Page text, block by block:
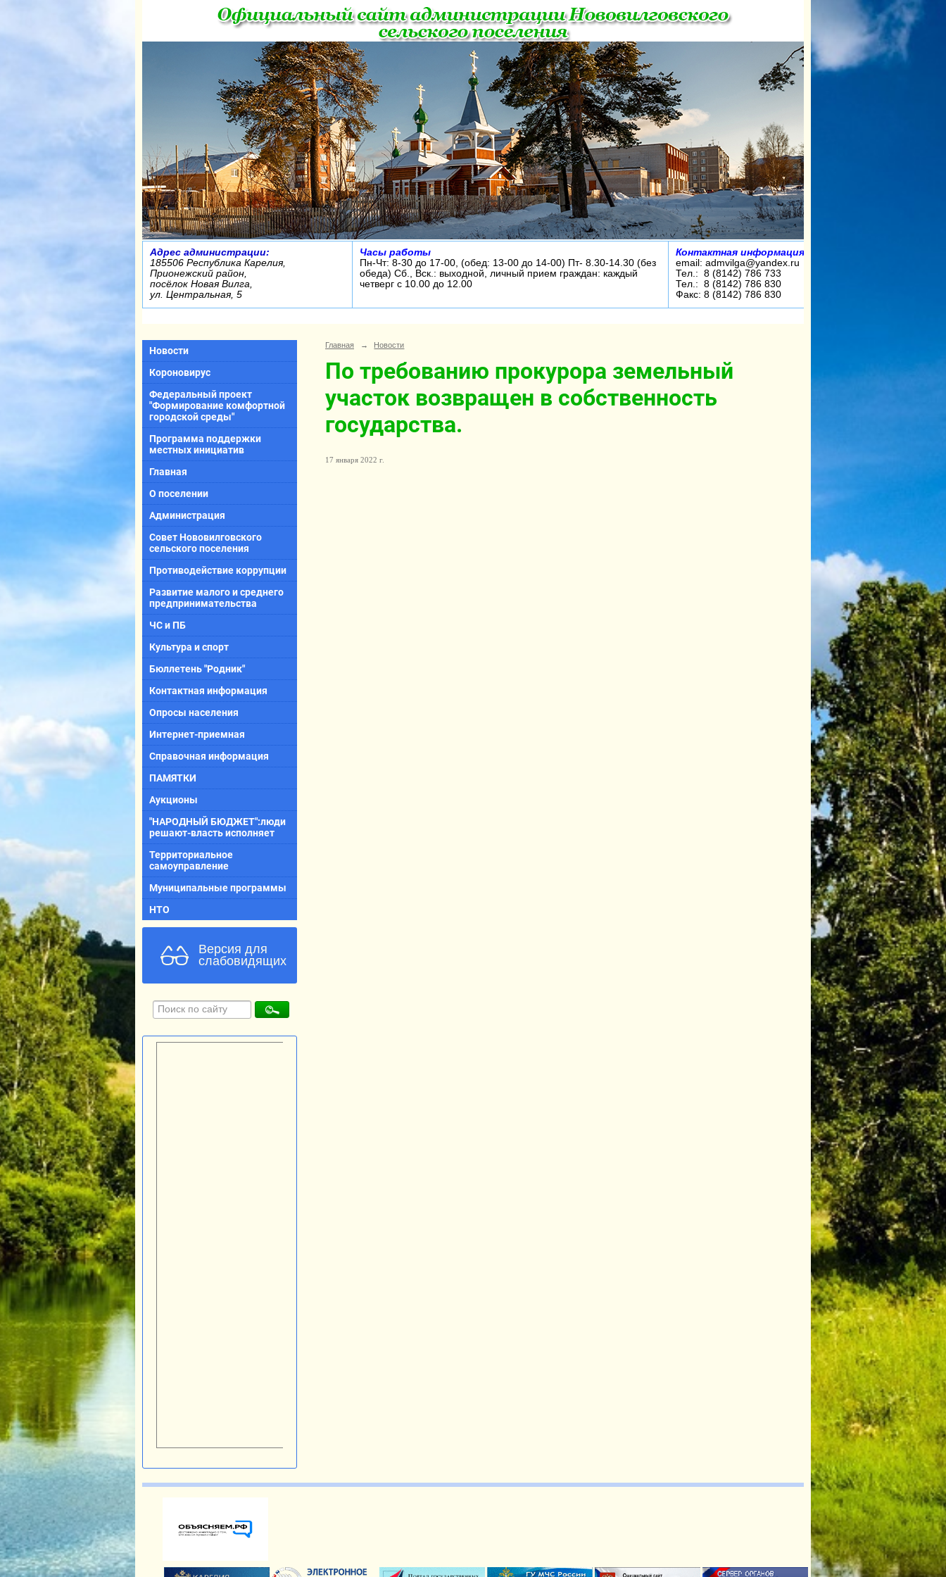
Адрес администрации:
185506 Республика Карелия,
Прионежский район,
посёлок Новая Вилга,
ул. Центральная, 5
Часы работы
Пн-Чт: 8-30 до 17-00, (обед: 13-00 до 14-00) Пт- 8.30-14.30 (без
обеда) Сб., Вск.: выходной, личный прием граждан: каждый
четверг с 10.00 до 12.00
Контактная информация:
email: admvilga@yandex.ru
Тел.: 8 (8142) 786 733
Тел.: 8 (8142) 786 830
Факс: 8 (8142) 786 830
Новости
Короновирус
Федеральный проект
"Формирование комфортной
городской среды"
Программа поддержки
местных инициатив
Главная
О поселении
Администрация
Совет Нововилговского
сельского поселения
Противодействие коррупции
Развитие малого и среднего
предпринимательства
ЧС и ПБ
Культура и спорт
Бюллетень "Родник"
Контактная информация
Опросы населения
Интернет-приемная
Справочная информация
ПАМЯТКИ
Аукционы
"НАРОДНЫЙ БЮДЖЕТ":люди
решают-власть исполняет
Территориальное
самоуправление
Муниципальные программы
НТО
Версия для
слабовидящих
Главная → Новости
По требованию прокурора земельный
участок возвращен в собственность
государства.
17 января 2022 г.